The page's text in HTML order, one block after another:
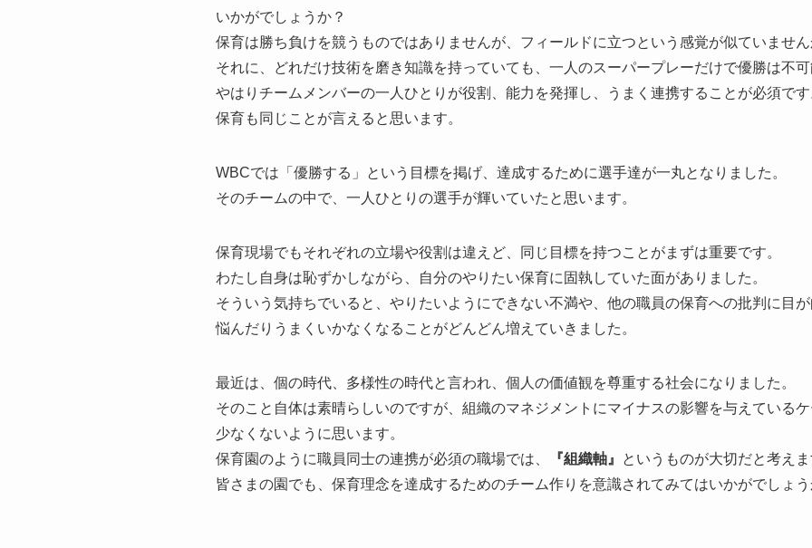
いかがでしょうか？
保育は勝ち負けを競うものではありませんが、フィールドに立つという感覚が似ていませ
それに、どれだけ技術を磨き知識を持っていても、一人のスーパープレーだけで優勝は不
やはりチームメンバーの一人ひとりが役割、能力を発揮し、うまく連携することが必須で
保育も同じことが言えると思います。
WBCでは「優勝する」という目標を掲げ、達成するために選手達が一丸となりました。
そのチームの中で、一人ひとりの選手が輝いていたと思います。
保育現場でもそれぞれの立場や役割は違えど、同じ目標を持つことがまずは重要です。
わたし自身は恥ずかしながら、自分のやりたい保育に固執していた面がありました。
そういう気持ちでいると、やりたいようにできない不満や、他の職員の保育への批判に目
悩んだりうまくいかなくなることがどんどん増えていきました。
最近は、個の時代、多様性の時代と言われ、個人の価値観を尊重する社会になりました。
そのこと自体は素晴らしいのですが、組織のマネジメントにマイナスの影響を与えている
少なくないように思います。
保育園のように職員同士の連携が必須の職場では、
『組織軸』
というものが大切だと考え
皆さまの園でも、保育理念を達成するためのチーム作りを意識されてみてはいかがでしょ